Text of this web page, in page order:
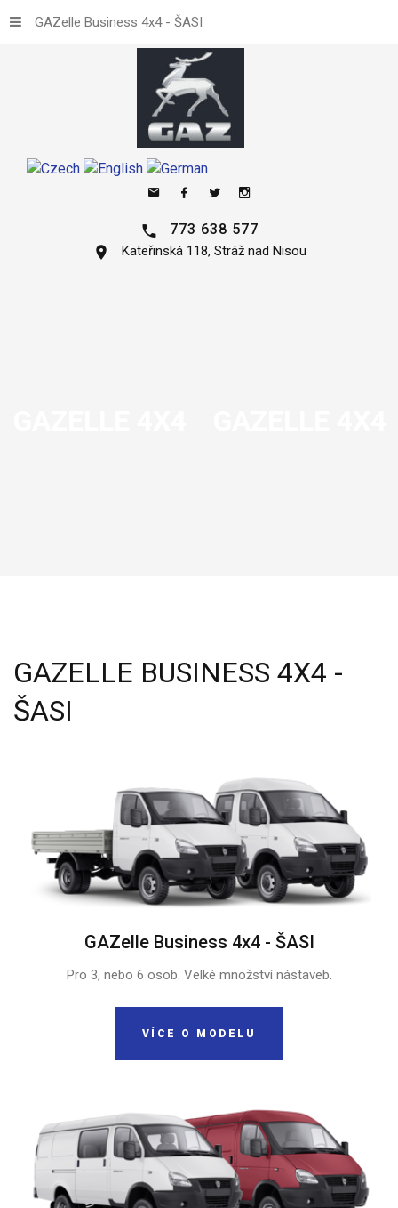
773 638 577
Kateřinská 118, Stráž nad Nisou
GAZelle Business 4x4 - ŠASI
GAZELLE BUSINESS 4X4 -
ŠASI
GAZelle Business 4x4 - ŠASI
Pro 3, nebo 6 osob. Velké množství nástaveb.
VÍCE O MODELU